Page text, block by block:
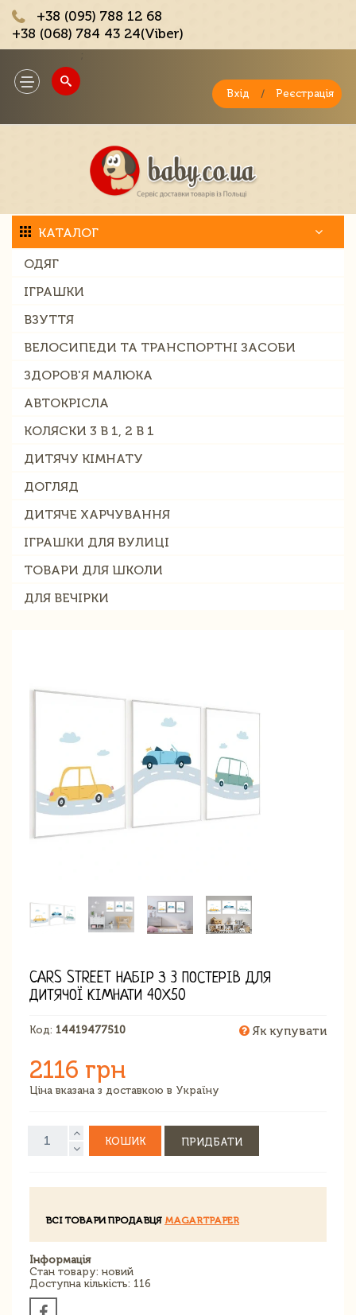
+38 (095) 788 12 68
+38 (068) 784 43 24(Viber)
Toggle
navigation
Вхід / Реєстрація
КАТАЛОГ
ОДЯГ
ІГРАШКИ
ВЗУТТЯ
ВЕЛОСИПЕДИ ТА ТРАНСПОРТНІ ЗАСОБИ
ЗДОРОВ'Я МАЛЮКА
АВТОКРІСЛА
КОЛЯСКИ 3 В 1, 2 В 1
ДИТЯЧУ КІМНАТУ
ДОГЛЯД
ДИТЯЧЕ ХАРЧУВАННЯ
ІГРАШКИ ДЛЯ ВУЛИЦІ
ТОВАРИ ДЛЯ ШКОЛИ
ДЛЯ ВЕЧІРКИ
CARS STREET НАБІР З 3 ПОСТЕРІВ ДЛЯ
ДИТЯЧОЇ КІМНАТИ 40Х50
Код: 14419477510 Як купувати
2116 грн
Ціна вказана з доставкою в Україну
КОШИК ПРИДБАТИ
ВСІ ТОВАРИ ПРОДАВЦЯ MAGARTPAPER
Інформація
Стан товару: новий
Доступна кількість: 116